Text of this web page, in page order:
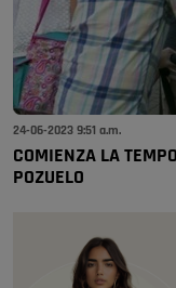
24-06-2023 9:51 a.m.
COMIENZA LA
POZUELO